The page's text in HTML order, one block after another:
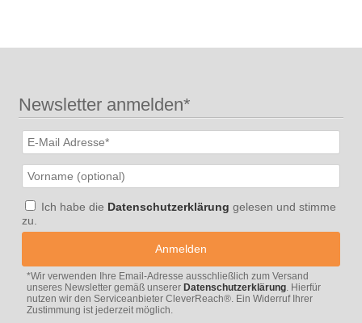
Newsletter anmelden*
Please
leave
this
field
empty.
Please
leave
this
field
Ich habe die Datenschutzerklärung gelesen und stimme
zu.
*Wir verwenden Ihre Email-Adresse ausschließlich zum Versand
unseres Newsletter gemäß unserer Datenschutzerklärung. Hierfür
nutzen wir den Serviceanbieter CleverReach®. Ein Widerruf Ihrer
Zustimmung ist jederzeit möglich.